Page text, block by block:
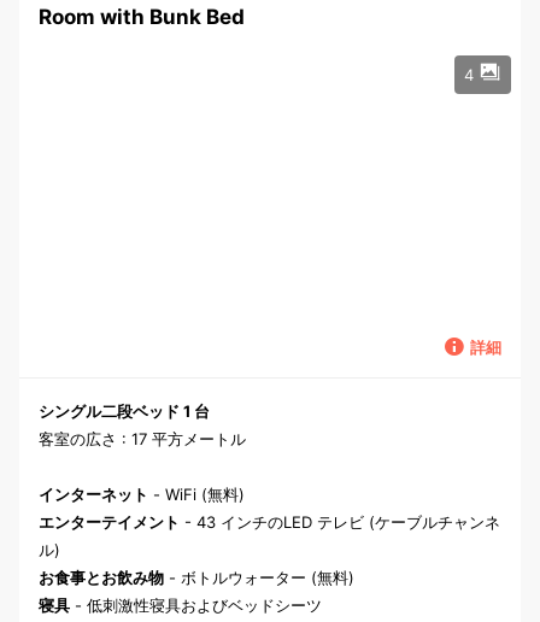
Room with Bunk Bed
4
詳細
シングル二段ベッド 1 台
客室の広さ : 17 平方メートル
インターネット - WiFi (無料)
エンターテイメント - 43 インチのLED テレビ (ケーブルチャンネ
ル)
お食事とお飲み物 - ボトルウォーター (無料)
寝具 - 低刺激性寝具およびベッドシーツ